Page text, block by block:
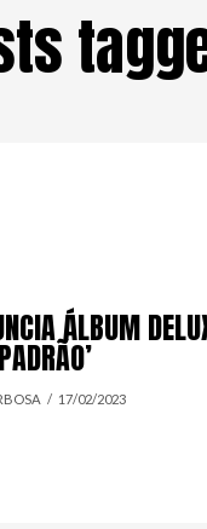
ÁLBUM
17/02/2023